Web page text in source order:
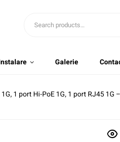
Galerie
1 port Hi-PoE 1G, 1 port RJ45 1G